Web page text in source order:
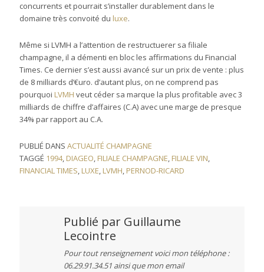
concurrents et pourrait s’installer durablement dans le
domaine très convoité du luxe.
Même si LVMH a l’attention de restructuerer sa filiale
champagne, il a démenti en bloc les affirmations du Financial
Times. Ce dernier s’est aussi avancé sur un prix de vente : plus
de 8 milliards d’€uro. d’autant plus, on ne comprend pas
pourquoi LVMH veut céder sa marque la plus profitable avec 3
milliards de chiffre d’affaires (C.A) avec une marge de presque
34% par rapport au C.A.
PUBLIÉ DANSACTUALITÉ CHAMPAGNE
TAGGÉ 1994, DIAGEO, FILIALE CHAMPAGNE, FILIALE VIN,
FINANCIAL TIMES, LUXE, LVMH, PERNOD-RICARD
Publié par Guillaume
Lecointre
Pour tout renseignement voici mon téléphone :
06.29.91.34.51 ainsi que mon email